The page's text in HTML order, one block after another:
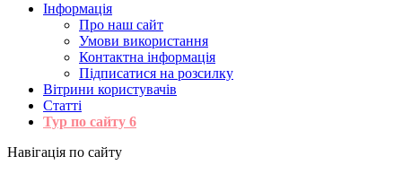
Інформація
Про наш сайт
Умови використання
Контактна інформація
Підписатися на розсилку
Вітрини користувачів
Статті
Тур по сайту 6
Навігація по сайту